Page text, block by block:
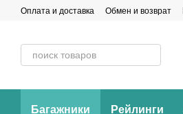
Перейти к основному контенту
Оплата и доставка Обмен и возврат
Багажники Рейлинги